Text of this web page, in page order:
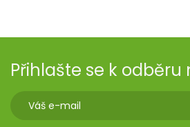
Přihlašte se k